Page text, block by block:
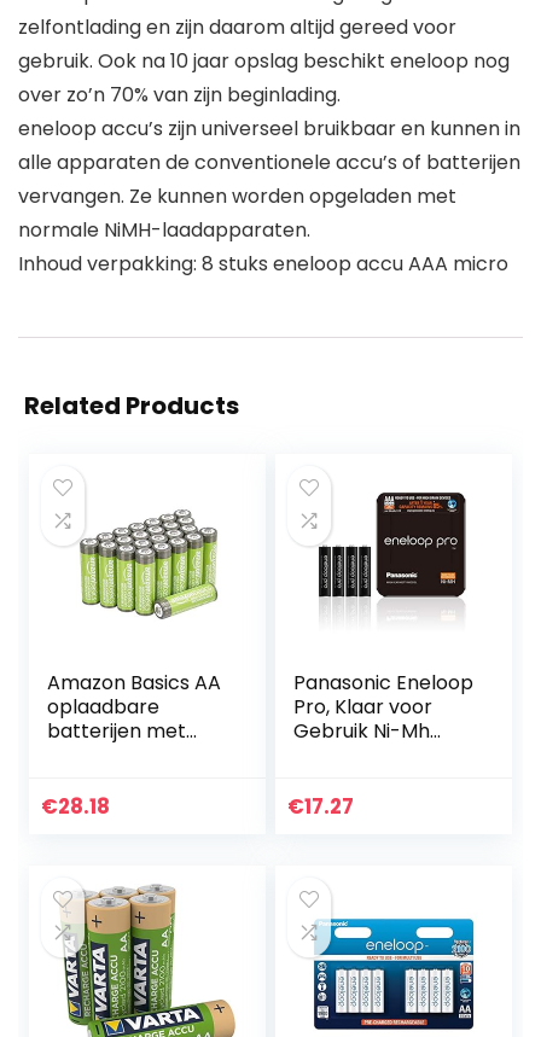
zelfontlading en zijn daarom altijd gereed voor
gebruik. Ook na 10 jaar opslag beschikt eneloop nog
over zo’n 70% van zijn beginlading.
eneloop accu’s zijn universeel bruikbaar en kunnen in
alle apparaten de conventionele accu’s of batterijen
vervangen. Ze kunnen worden opgeladen met
normale NiMH-laadapparaten.
Inhoud verpakking: 8 stuks eneloop accu AAA micro
Related Products
Amazon Basics AA
oplaadbare
batterijen met
pack)
€28.18
Panasonic Eneloop
Pro, Klaar voor
Gebruik Ni-Mh
Laadcycli, Extra
€17.27